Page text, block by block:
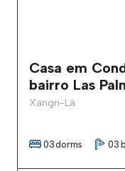
Casa em
bairro Las
Xangri-Lá
03dorms 03